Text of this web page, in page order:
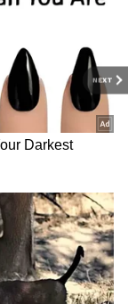
NEXT